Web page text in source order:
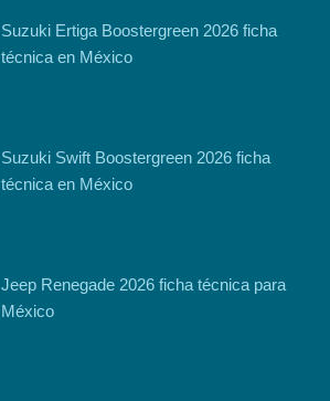
Suzuki Ertiga Boostergreen 2026 ficha
técnica en México
Suzuki Swift Boostergreen 2026 ficha
técnica en México
Jeep Renegade 2026 ficha técnica para
México